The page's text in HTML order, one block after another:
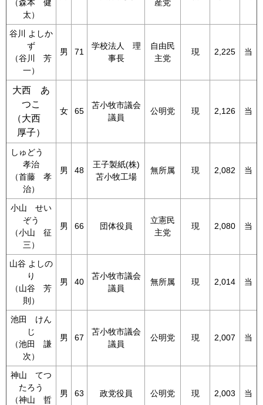
（森本 健
太）
産党
谷川 よしか
ず
（谷川 芳
一）
男 71
学校法人 理
事長
自由民
主党
現 2,225 当
大西 あ
つこ
（大西
厚子）
女 65
苫小牧市議会
議員
公明党 現 2,126 当
しゅどう
孝治
（首藤 孝
治）
男 48
王子製紙(株)
苫小牧工場
無所属 現 2,082 当
小山 せい
ぞう
（小山 征
三）
男 66 団体役員
立憲民
主党
現 2,080 当
山谷 よしの
り
（山谷 芳
則）
男 40
苫小牧市議会
議員
無所属 現 2,014 当
池田 けん
じ
（池田 謙
次）
男 67
苫小牧市議会
議員
公明党 現 2,007 当
神山 てつ
たろう
（神山 哲
男 63 政党役員 公明党 現 2,003 当